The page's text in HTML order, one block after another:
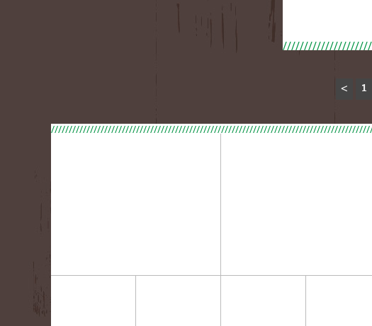
< 1